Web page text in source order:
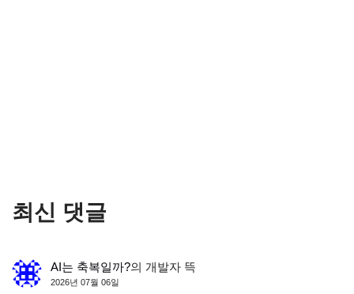
최신 댓글
AI는 축복일까?의 개발자 뜩
2026년 07월 06일